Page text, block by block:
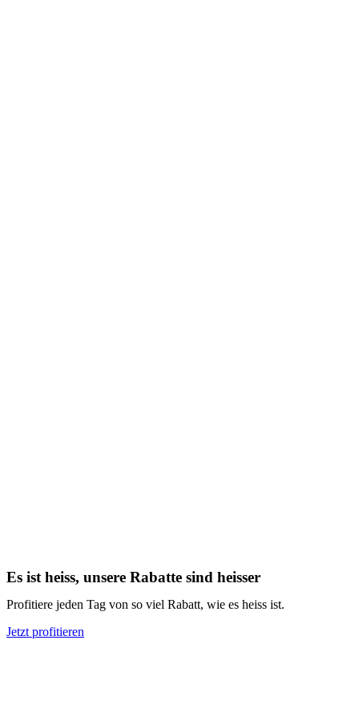
Es ist heiss, unsere Rabatte sind heisser
Profitiere jeden Tag von so viel Rabatt, wie es heiss ist.
Jetzt profitieren